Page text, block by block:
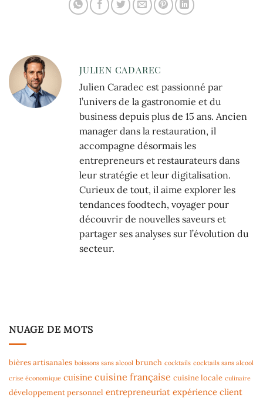
JULIEN CADAREC
Julien Caradec est passionné par
l’univers de la gastronomie et du
business depuis plus de 15 ans. Ancien
manager dans la restauration, il
accompagne désormais les
entrepreneurs et restaurateurs dans
leur stratégie et leur digitalisation.
Curieux de tout, il aime explorer les
tendances foodtech, voyager pour
découvrir de nouvelles saveurs et
partager ses analyses sur l’évolution du
secteur.
NUAGE DE MOTS
bières artisanales boissons sans alcool brunch cocktails cocktails sans alcool
crise économique cuisine cuisine française cuisine locale culinaire
développement personnel entrepreneuriat expérience client